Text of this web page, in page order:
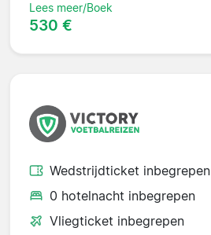
Lees meer/Boek
530 €
Wedstrijdticket inbegrepen
0 hotelnacht inbegrepen
Vliegticket inbegrepen